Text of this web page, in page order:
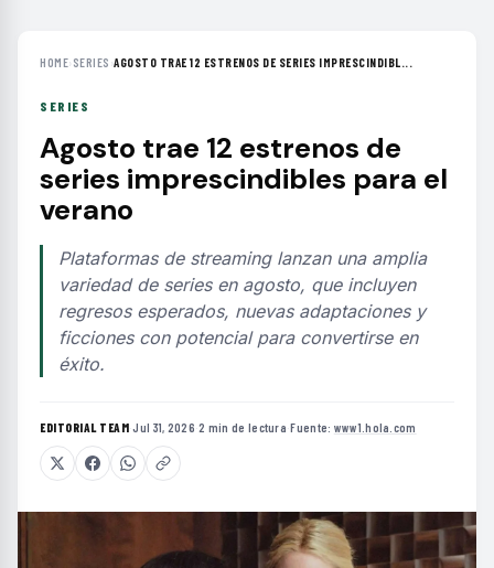
HOME› SERIES ›AGOSTO TRAE 12 ESTRENOS DE SERIES IMPRESCINDIBL...
SERIES
Agosto trae 12 estrenos de
series imprescindibles para el
verano
Plataformas de streaming lanzan una amplia
variedad de series en agosto, que incluyen
regresos esperados, nuevas adaptaciones y
ficciones con potencial para convertirse en
éxito.
EDITORIAL TEAM·Jul 31, 2026·2 min de lectura·Fuente: www1.hola.com